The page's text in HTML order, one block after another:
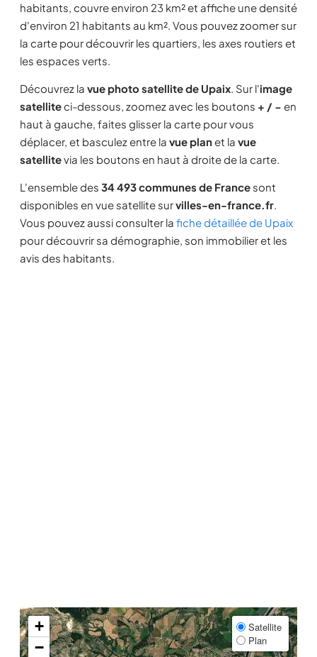
habitants, couvre environ 23 km² et affiche une densité
d'environ 21 habitants au km². Vous pouvez zoomer sur
la carte pour découvrir les quartiers, les axes routiers et
les espaces verts.
Découvrez la vue photo satellite de Upaix. Sur l'image
satelliteci-dessous, zoomez avec les boutons + / − en
haut à gauche, faites glisser la carte pour vous
déplacer, et basculez entre la vue planet la vue
satellitevia les boutons en haut à droite de la carte.
L'ensemble des 34 493 communes de France sont
disponibles en vue satellite survilles-en-france.fr.
Vous pouvez aussi consulter la fiche détaillée de Upaix
pour découvrir sa démographie, son immobilier et les
avis des habitants.
+
−
Satellite
Plan